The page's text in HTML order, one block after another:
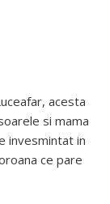
acesta
si mama
invesmintat in
ce pare